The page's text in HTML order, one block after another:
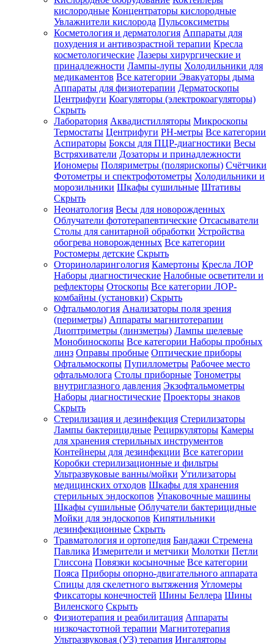
Зарегистрироваться
Зачем
регистрироваться?
Все
покупки
одном
месте
Личный
менеджер
Отслеживание
статуса
заказа
кислородные Концентраторы кислородные
Увлажнители кислорода Пульсоксиметры
Косметология и дерматология Аппараты для
похудения и антивозрастной терапии Кресла
косметологические Лазеры хирургические и
принадлежности Лампы-лупы Холодильники для
медикаментов Все категории Эвакуаторы дыма
Аппараты для физиотерапии Дерматоскопы
Центрифуги Коагуляторы (электрокоагуляторы)
Скрыть
Лаборатория Аквадистилляторы Микроскопы
Термостаты Центрифуги PH-метры Все категории
Аспираторы Боксы для ПЦР-диагностики Весы
Встряхиватели Дозаторы и принадлежности
Иономеры Поляриметры (полярископы) Счётчики
Фотометры и спектрофотометры Холодильники и
морозильники Шкафы сушильные Штативы
Скрыть
Неонатология Весы для новорожденных
Облучатели фототерапевтические Отсасыватели
Столы для санитарной обработки Устройства
обогрева новорожденных Все категории
Ростомеры детские Скрыть
Оториноларингология Камертоны Кресла ЛОР
Наборы диагностические Налобные осветители и
рефлекторы Отоскопы Все категории ЛОР-
комбайны (установки) Скрыть
Офтальмология Анализаторы поля зрения
(периметры) Аппараты магнитотерапии
Диоптриметры (линзметры) Лампы щелевые
Монобиноскопы Все категории Наборы пробных
линз Оправы пробные Оптические приборы
Офтальмоскопы Пупиллометры Рабочее место
офтальмолога Столы приборные Тонометры
внутриглазного давления Экзофтальмометры
Наборы диагностические Проекторы знаков
Скрыть
Стерилизация и дезинфекция Стерилизаторы
Лампы бактерицидные Рециркуляторы Камеры
для хранения стерильных инструментов
Контейнеры для дезинфекции Все категории
Коробки стерилизационные и фильтры
Ультразвуковые ванны/мойки Утилизаторы
медицинских отходов Шкафы для хранения
стерильных эндоскопов Упаковочные машины
Шкафы сушильные Облучатели бактерицидные
Мойки для эндоскопов Кипятильники
дезинфекционные Скрыть
Травматология и ортопедия Бандажи Стремена
Павлика Измерители и метчики Молотки Петли
Глиссона Повязки косыночные Все категории
Пояса Приборы опорно-двигательного аппарата
Спицы для скелетного вытяжения Угломеры
Фиксаторы конечностей Шины Беллера Шины
Виленского Скрыть
Физиотерапия и реабилитация Аппараты
низкочастотной терапии Магнитотерапия
Ультразвуковая (УЗ) терапия Ингаляторы